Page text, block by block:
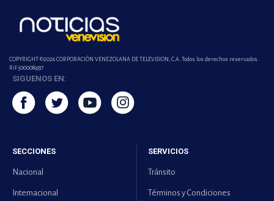
COPYRIGHT ©2026 CORPORACIÓN VENEZOLANA DE TELEVISION, C.A. Todos los derechos reservados.
Rif-j000089337
SIGUENOS EN:
SECCIONES
Nacional
Internacional
SERVICIOS
Tránsito
Términos y Condiciones